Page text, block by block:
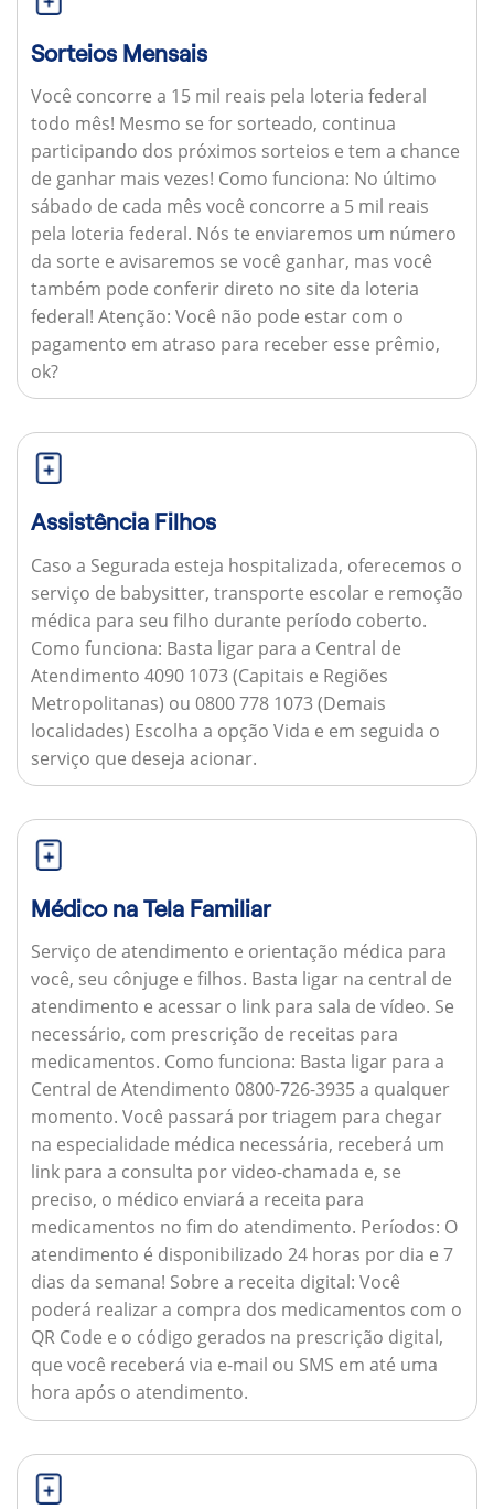
Sorteios Mensais
Você concorre a 15 mil reais pela loteria federal
todo mês! Mesmo se for sorteado, continua
participando dos próximos sorteios e tem a chance
de ganhar mais vezes! Como funciona: No último
sábado de cada mês você concorre a 5 mil reais
pela loteria federal. Nós te enviaremos um número
da sorte e avisaremos se você ganhar, mas você
também pode conferir direto no site da loteria
federal! Atenção: Você não pode estar com o
pagamento em atraso para receber esse prêmio,
ok?
Assistência Filhos
Caso a Segurada esteja hospitalizada, oferecemos o
serviço de babysitter, transporte escolar e remoção
médica para seu filho durante período coberto.
Como funciona: Basta ligar para a Central de
Atendimento 4090 1073 (Capitais e Regiões
Metropolitanas) ou 0800 778 1073 (Demais
localidades) Escolha a opção Vida e em seguida o
serviço que deseja acionar.
Médico na Tela Familiar
Serviço de atendimento e orientação médica para
você, seu cônjuge e filhos. Basta ligar na central de
atendimento e acessar o link para sala de vídeo. Se
necessário, com prescrição de receitas para
medicamentos. Como funciona: Basta ligar para a
Central de Atendimento 0800-726-3935 a qualquer
momento. Você passará por triagem para chegar
na especialidade médica necessária, receberá um
link para a consulta por video-chamada e, se
preciso, o médico enviará a receita para
medicamentos no fim do atendimento. Períodos: O
atendimento é disponibilizado 24 horas por dia e 7
dias da semana! Sobre a receita digital: Você
poderá realizar a compra dos medicamentos com o
QR Code e o código gerados na prescrição digital,
que você receberá via e-mail ou SMS em até uma
hora após o atendimento.